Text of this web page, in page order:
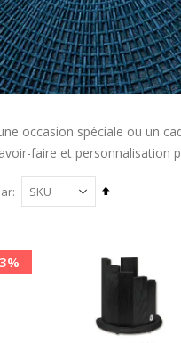
occasion spéciale ou un
faire et personnalisation
Ordre